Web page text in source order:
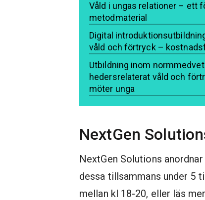
Våld i ungas relationer – ett
metodmaterial
Digital
våld och förtryck –
Utbildning inom
hedersrelaterat våld och
möter unga
NextGen
NextGen Solutions
dessa tillsammans under 5
mellan kl 18-20, eller läs